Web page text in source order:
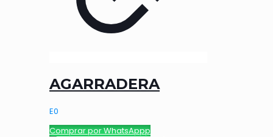
AGARRADERA
E0
Comprar por WhatsAppp